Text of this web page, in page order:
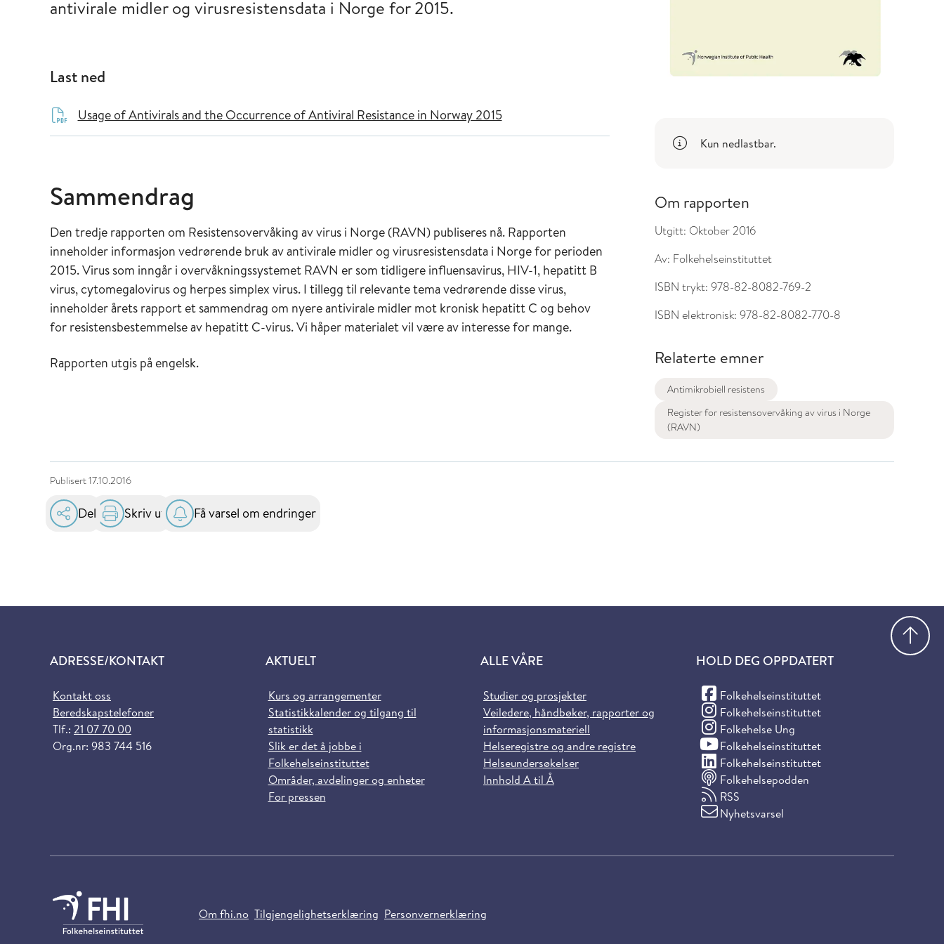
antivirale midler og virusresistensdata i Norge for 2015.
Last ned
Usage of Antivirals and the Occurrence of Antiviral Resistance in Norway 2015
Sammendrag
Den tredje rapporten om Resistensovervåking av virus i Norge (RAVN) publiseres nå. Rapporten
inneholder informasjon vedrørende bruk av antivirale midler og virusresistensdata i Norge for perioden
2015. Virus som inngår i overvåkningssystemet RAVN er som tidligere influensavirus, HIV-1, hepatitt B
virus, cytomegalovirus og herpes simplex virus. I tillegg til relevante tema vedrørende disse virus,
inneholder årets rapport et sammendrag om nyere antivirale midler mot kronisk hepatitt C og behov
for resistensbestemmelse av hepatitt C-virus. Vi håper materialet vil være av interesse for mange.
Rapporten utgis på engelsk.
Kun nedlastbar.
Om rapporten
Utgitt: Oktober 2016
Av: Folkehelseinstituttet
ISBN trykt: 978-82-8082-769-2
ISBN elektronisk: 978-82-8082-770-8
Relaterte emner
Antimikrobiell resistens
Register for resistensovervåking av virus i Norge
(RAVN)
Publisert17.10.2016
Del Skriv ut Få varsel om endringer
ADRESSE/KONTAKT
Kontakt oss
Beredskapstelefoner
Tlf.: 21 07 70 00
Org.nr: 983 744 516
AKTUELT
Kurs og arrangementer
Statistikkalender og tilgang til
statistikk
Slik er det å jobbe i
Folkehelseinstituttet
Områder, avdelinger og enheter
For pressen
ALLE VÅRE
Studier og prosjekter
Veiledere, håndbøker, rapporter og
informasjonsmateriell
Helseregistre og andre registre
Helseundersøkelser
Innhold A til Å
HOLD DEG OPPDATERT
Folkehelseinstituttet
(Facebook)
Folkehelseinstituttet
(Instagram)
Folkehelse Ung
(Instagram)
Folkehelseinstituttet
(YouTube)
Folkehelseinstituttet
(LinkedIn)
Folkehelsepodden
RSS
Nyhetsvarsel
Om fhi.no Tilgjengelighetserklæring Personvernerklæring